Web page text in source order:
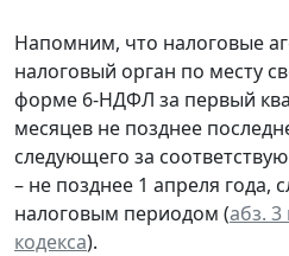
Напомним, что налоговые
налоговый орган по месту
форме 6-НДФЛ за первый
месяцев не позднее
следующего за
– не позднее 1 апреля года,
налоговым периодом (абз. 3
кодекса).